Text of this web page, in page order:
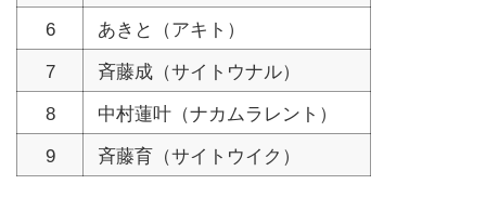
6
あきと（アキト）
7
斉藤成（サイトウナル）
8
中村蓮叶（ナカムラレント）
9
斉藤育（サイトウイク）